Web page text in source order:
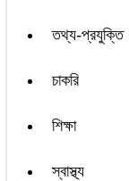
তথ্য-প্রযুক্তি
চাকরি
শিক্ষা
স্বাস্থ্য